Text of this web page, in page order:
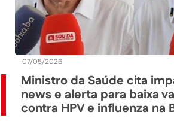
07/05/2026
Ministro da Saúde cita
news e alerta para baixa
contra HPV e influenza na